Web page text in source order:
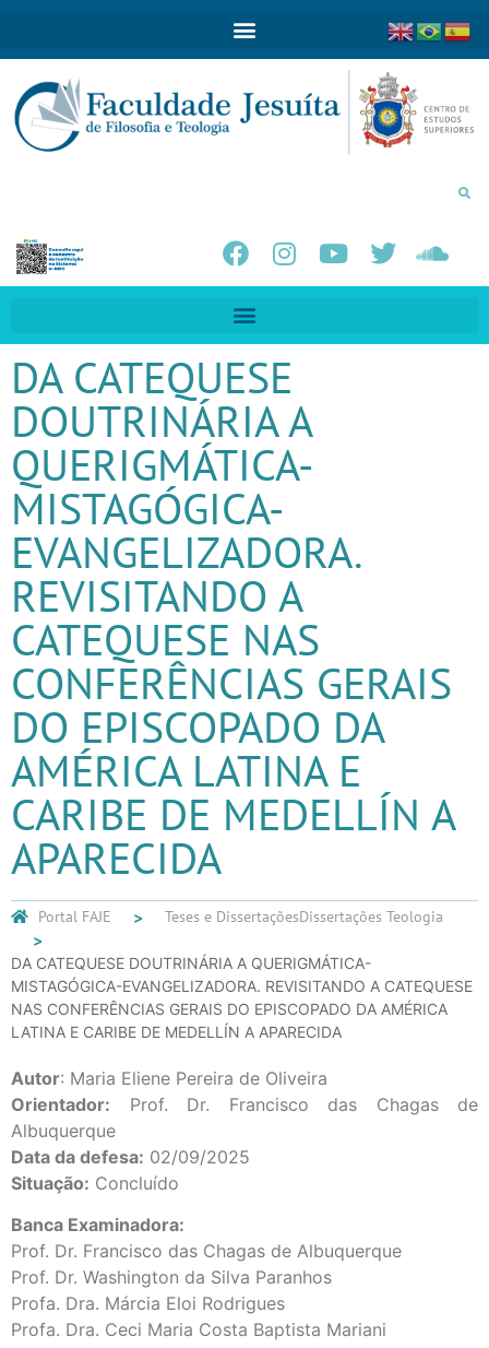
DA CATEQUESE
DOUTRINÁRIA A
QUERIGMÁTICA-
MISTAGÓGICA-
EVANGELIZADORA.
REVISITANDO A
CATEQUESE NAS
CONFERÊNCIAS GERAIS
DO EPISCOPADO DA
AMÉRICA LATINA E
CARIBE DE MEDELLÍN A
APARECIDA
Portal FAJE Teses e DissertaçõesDissertações Teologia
DA CATEQUESE DOUTRINÁRIA A QUERIGMÁTICA-
MISTAGÓGICA-EVANGELIZADORA. REVISITANDO A CATEQUESE
NAS CONFERÊNCIAS GERAIS DO EPISCOPADO DA AMÉRICA
LATINA E CARIBE DE MEDELLÍN A APARECIDA
Autor: Maria Eliene Pereira de Oliveira
Orientador: Prof. Dr. Francisco das Chagas de
Albuquerque
Data da defesa: 02/09/2025
Situação: Concluído
Banca Examinadora:
Prof. Dr. Francisco das Chagas de Albuquerque
Prof. Dr. Washington da Silva Paranhos
Profa. Dra. Márcia Eloi Rodrigues
Profa. Dra. Ceci Maria Costa Baptista Mariani